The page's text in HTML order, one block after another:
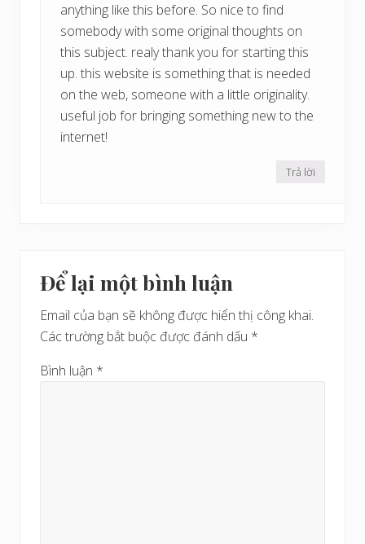
anything like this before. So nice to find
somebody with some original thoughts on
this subject. realy thank you for starting this
up. this website is something that is needed
on the web, someone with a little originality.
useful job for bringing something new to the
internet!
Trả lời
Để lại một bình luận
Email của bạn sẽ không được hiển thị công khai.
Các trường bắt buộc được đánh dấu *
Bình luận *